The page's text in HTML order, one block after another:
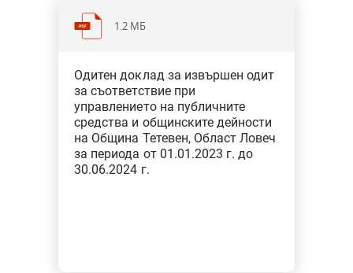
1.2 МБ
Тип: Одит за съответствие при
финансовото управление
Одитен доклад за извършен одит
за съответствие при
управлението на публичните
средства и общинските дейности
на Община Тетевен, Област Ловеч
за периода от 01.01.2023 г. до
30.06.2024 г.